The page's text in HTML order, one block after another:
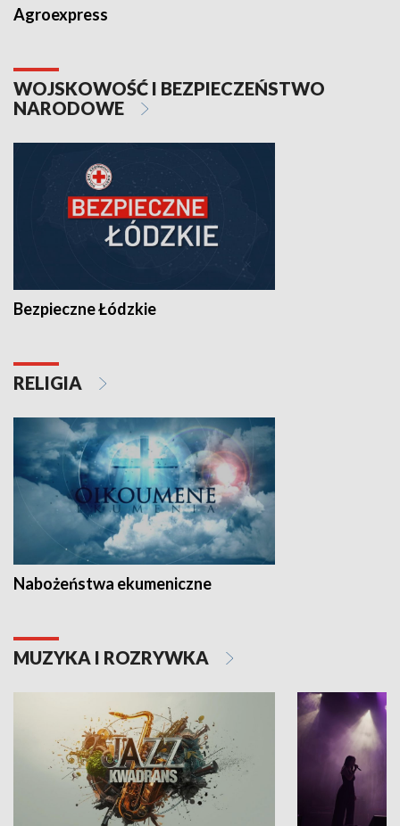
Agroexpress
WOJSKOWOŚĆ I BEZPIECZEŃSTWO
NARODOWE
Bezpieczne Łódzkie
RELIGIA
Nabożeństwa ekumeniczne
MUZYKA I ROZRYWKA